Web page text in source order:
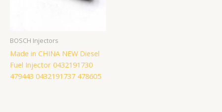
BOSCH Injectors
Made in CHINA NEW Diesel
Fuel Injector 0432191730
479443 0432191737 478605